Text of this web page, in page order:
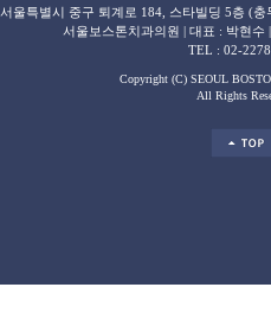
서울특별시 중구 퇴계로 184, 스타빌딩 5층 (
서울보스톤치과의원 | 대표 : 박현수
TEL : 02-
Copyright (C) SEOUL
All Rights